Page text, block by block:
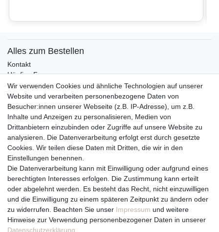
Alles zum Bestellen
Kontakt
Häufige Fragen
Zahlungsmöglichkeiten
Versandbedingungen
Widerrufsrecht
Vertrag widerrufen
Über uns und unsere Kerzen
Team
Unternehmen / Philosophie
Kerzenpflege und Abbrennhinweise
Unsere Kerzenlieferanten
Du erreichst uns von
Montag bis Freitag 10 bis 17 Uhr
Wir verwenden Cookies und ähnliche Technologien auf unserer
Website und verarbeiten personenbezogene Daten von
Besucher:innen unserer Webseite (z.B. IP-Adresse), um z.B.
Inhalte und Anzeigen zu personalisieren, Medien von
Drittanbietern einzubinden oder Zugriffe auf unsere Website zu
analysieren. Die Datenverarbeitung erfolgt erst durch gesetzte
Cookies. Wir teilen diese Daten mit Dritten, die wir in den
Einstellungen benennen.
Die Datenverarbeitung kann mit Einwilligung oder aufgrund eines
berechtigten Interesses erfolgen. Die Zustimmung kann erteilt
oder abgelehnt werden. Es besteht das Recht, nicht einzuwilligen
und die Einwilligung zu einem späteren Zeitpunkt zu ändern oder
zu widerrufen. Beachten Sie unser Impressum und weitere
Hinweise zur Verwendung personenbezogener Daten in unserer
Daten­schutz­erklärung